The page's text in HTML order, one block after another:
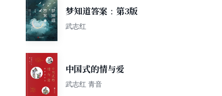
梦知道答案：第3版
武志红
中国式的情与爱
武志红 青音